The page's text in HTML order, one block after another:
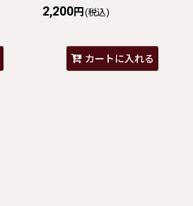
2,200円 (税込)
カートに入れる